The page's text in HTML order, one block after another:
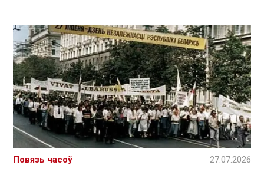
Повязь часоў 27.07.2026